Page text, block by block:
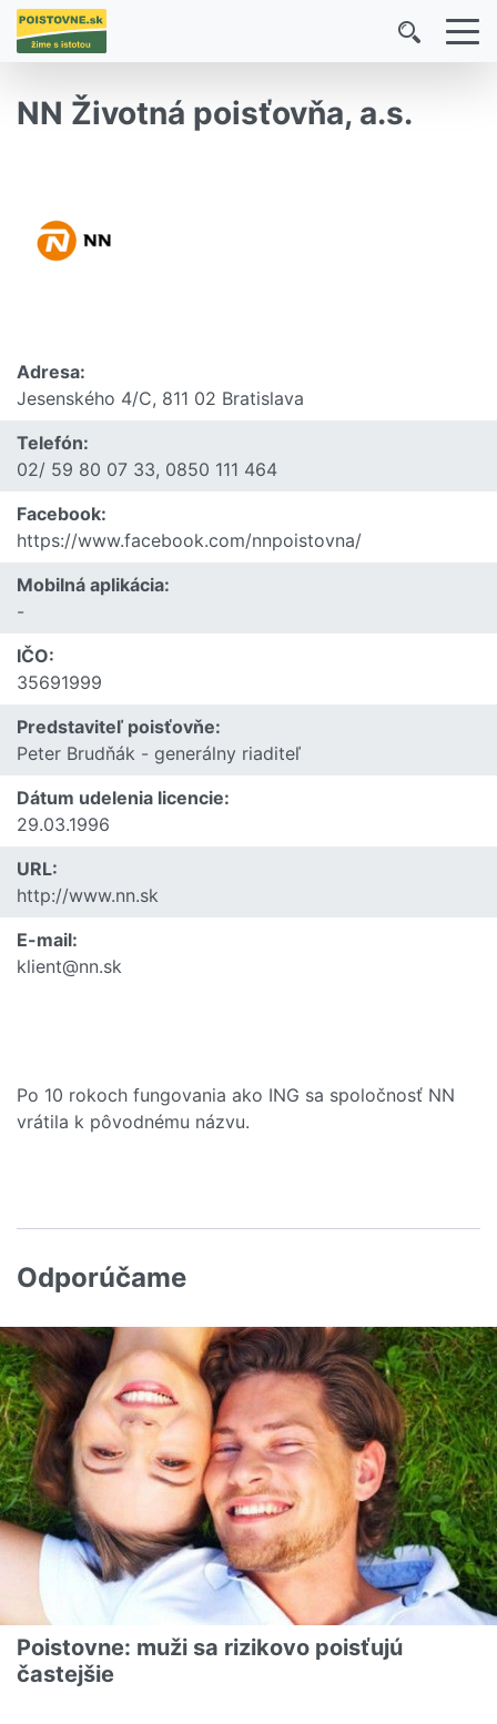
NN Životná poisťovňa, a.s.
Adresa:
Jesenského 4/C, 811 02 Bratislava
Telefón:
02/ 59 80 07 33, 0850 111 464
Facebook:
https://www.facebook.com/nnpoistovna/
Mobilná aplikácia:
-
IČO:
35691999
Predstaviteľ poisťovňe:
Peter Brudňák - generálny riaditeľ
Dátum udelenia licencie:
29.03.1996
URL:
http://www.nn.sk
E-mail:
klient@nn.sk
Po 10 rokoch fungovania ako ING sa spoločnosť NN
vrátila k pôvodnému názvu.
Odporúčame
Poistovne: muži sa rizikovo poisťujú
častejšie